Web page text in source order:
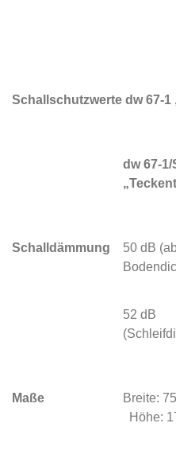
Schallschutzwerte dw 67-1
dw 67-1/
Schalldämmung
50 dB
52 dB
Maße
Breite:
Höhe: